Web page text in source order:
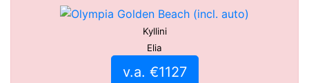
Kyllini
Elia
v.a. €1127